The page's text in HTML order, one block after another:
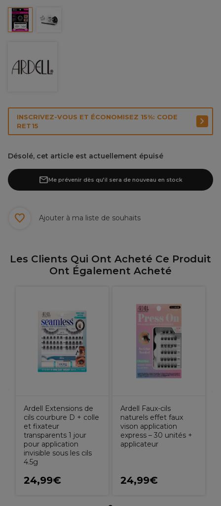
INSCRIVEZ-VOUS ET ÉCONOMISEZ 15%: CODE
RET15
Désolé, cet article est actuellement épuisé
Me prévenir dès qu’il sera de nouveau en stock
Ajouter à ma liste de souhaits
Les Clients Qui Ont Acheté Ce Produit
Ont Également Acheté
Ardell Extensions de
cils courbure D + colle
et fixateur
transparents 1 jour
pour application
invisible sous les cils
4.5g
24,99€
Ardell Faux-cils
naturels effet faux
vison application
express – 30 unités +
applicateur
24,99€